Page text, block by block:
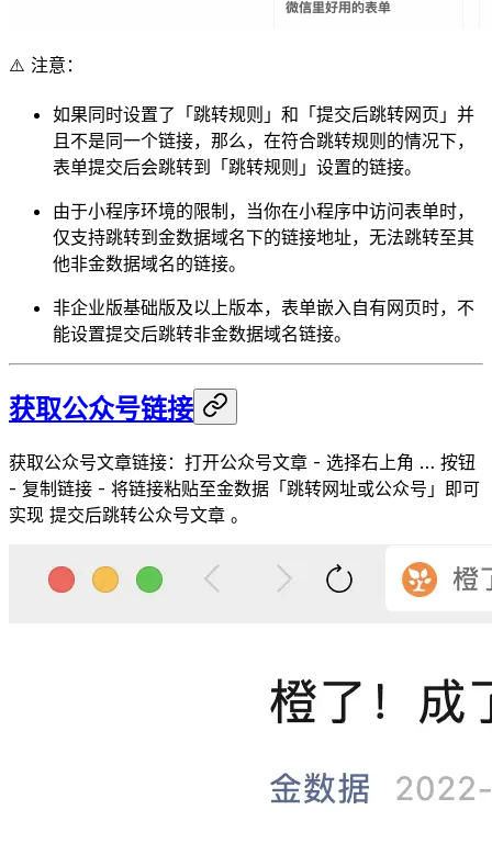
⚠️ 注意：
如果同时设置了「跳转规则」和「提交后跳转网页」并
且不是同一个链接，那么，在符合跳转规则的情况下，
表单提交后会跳转到「跳转规则」设置的链接。
由于小程序环境的限制，当你在小程序中访问表单时，
仅支持跳转到金数据域名下的链接地址，无法跳转至其
他非金数据域名的链接。
非企业版基础版及以上版本，表单嵌入自有网页时，不
能设置提交后跳转非金数据域名链接。
获取公众号链接
获取公众号文章链接：打开公众号文章 - 选择右上角 … 按钮
- 复制链接 - 将链接粘贴至金数据「跳转网址或公众号」即可
实现 提交后跳转公众号文章 。